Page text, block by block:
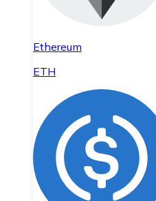
Ethereum
ETH